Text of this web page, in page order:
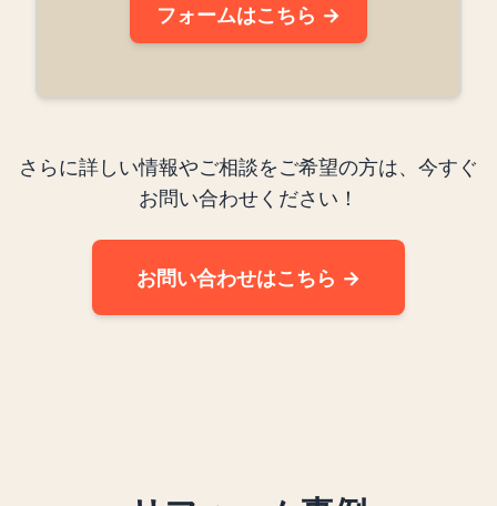
フォームはこちら →
さらに詳しい情報やご相談をご希望の方は、今すぐ
お問い合わせください！
お問い合わせはこちら →